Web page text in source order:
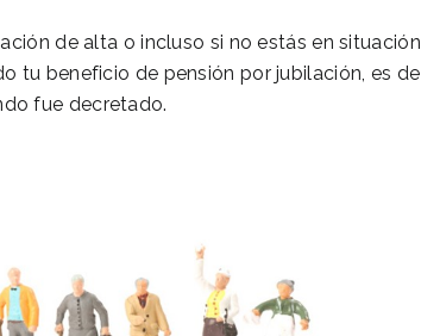
de alta o incluso si no estás en situación
tu beneficio de pensión por jubilación, es de
fue decretado.